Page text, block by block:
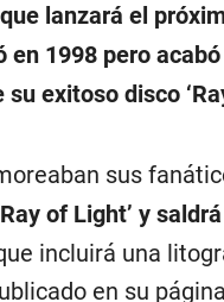
lanzará el
en 1998 pero
exitoso disco
sus
of Light’ y
incluirá una
en su